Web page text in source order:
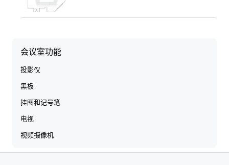
会议室功能
投影仪
黑板
挂图和记号笔
电视
视频摄像机